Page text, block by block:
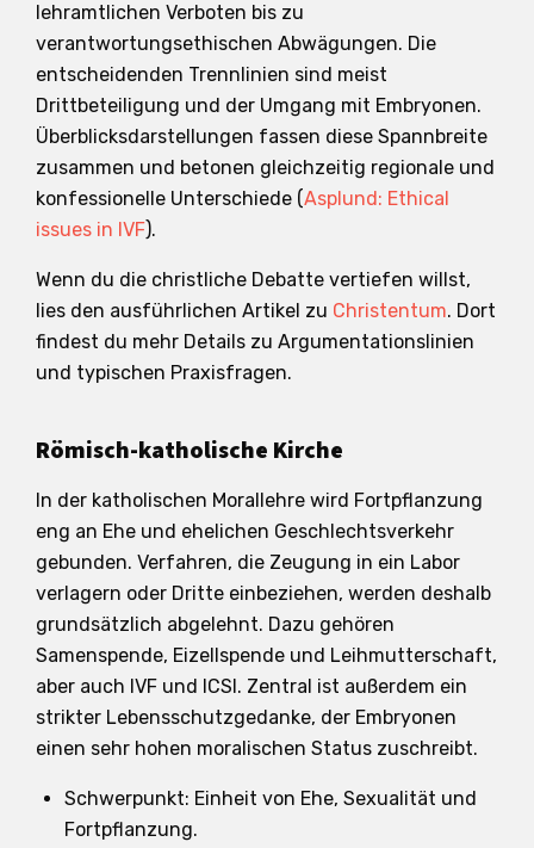
lehramtlichen Verboten bis zu
verantwortungsethischen Abwägungen. Die
entscheidenden Trennlinien sind meist
Drittbeteiligung und der Umgang mit Embryonen.
Überblicksdarstellungen fassen diese Spannbreite
zusammen und betonen gleichzeitig regionale und
konfessionelle Unterschiede (Asplund: Ethical
issues in IVF).
Wenn du die christliche Debatte vertiefen willst,
lies den ausführlichen Artikel zu Christentum. Dort
findest du mehr Details zu Argumentationslinien
und typischen Praxisfragen.
Römisch-katholische Kirche
In der katholischen Morallehre wird Fortpflanzung
eng an Ehe und ehelichen Geschlechtsverkehr
gebunden. Verfahren, die Zeugung in ein Labor
verlagern oder Dritte einbeziehen, werden deshalb
grundsätzlich abgelehnt. Dazu gehören
Samenspende, Eizellspende und Leihmutterschaft,
aber auch IVF und ICSI. Zentral ist außerdem ein
strikter Lebensschutzgedanke, der Embryonen
einen sehr hohen moralischen Status zuschreibt.
Schwerpunkt: Einheit von Ehe, Sexualität und
Fortpflanzung.